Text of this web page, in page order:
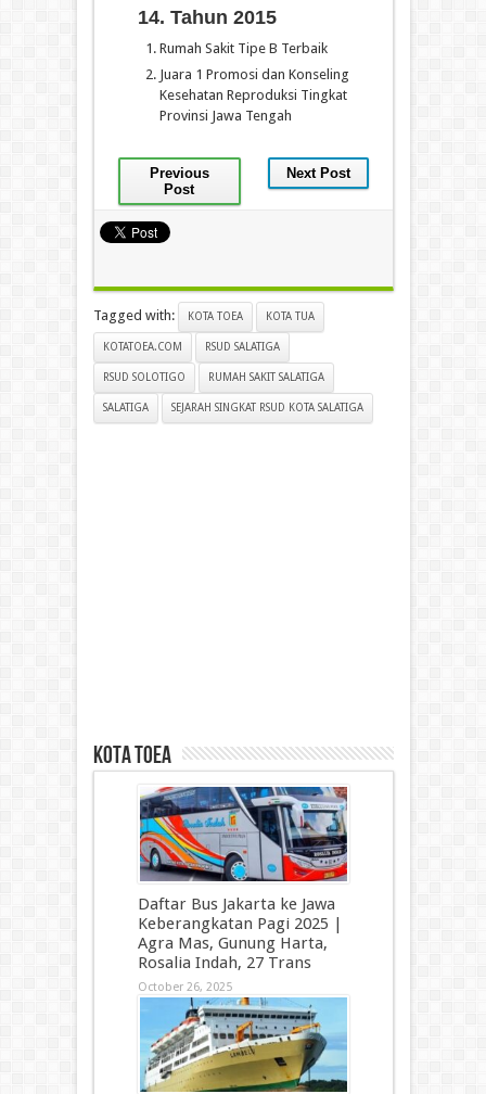
14. Tahun 2015
Rumah Sakit Tipe B Terbaik
Juara 1 Promosi dan Konseling
Kesehatan Reproduksi Tingkat
Provinsi Jawa Tengah
Previous
Post
Next Post
Tagged with: KOTA TOEA KOTA TUA
KOTATOEA.COM RSUD SALATIGA
RSUD SOLOTIGO RUMAH SAKIT SALATIGA
SALATIGA SEJARAH SINGKAT RSUD KOTA SALATIGA
kota toea
Daftar Bus Jakarta ke Jawa
Keberangkatan Pagi 2025 |
Agra Mas, Gunung Harta,
Rosalia Indah, 27 Trans
October 26, 2025